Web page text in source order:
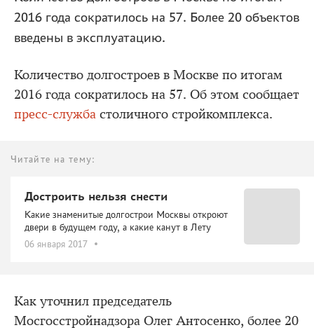
2016 года сократилось на 57. Более 20 объектов
введены в эксплуатацию.
Количество долгостроев в Москве по итогам
2016 года сократилось на 57. Об этом сообщает
пресс-служба столичного стройкомплекса.
Читайте на тему:
Достроить нельзя снести
Какие знаменитые долгострои Москвы откроют
двери в будущем году, а какие канут в Лету
06 января 2017
Как уточнил председатель
Мосгосстройнадзора Олег Антосенко, более 20